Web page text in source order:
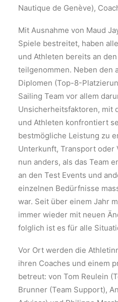
Nautique de Genève),
Mit Ausnahme von Maud
Spiele bestreitet, haben
und Athleten bereits an
teilgenommen. Neben den
Diplomen (Top-8-
Sailing Team vor allem
Unsicherheitsfaktoren, mit
und Athleten konfrontiert
bestmögliche Leistung zu
Unterkunft, Transport oder
nun anders, als das Team
an den Test Events und
einzelnen Bedürfnisse
war. Seit über einem Jahr
immer wieder mit neuen
folglich ist es für alle
Vor Ort werden die
ihren Coaches und einem
betreut: von Tom Reulein
Brunner (Team Support),